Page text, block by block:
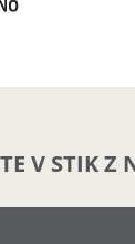
V STIK Z